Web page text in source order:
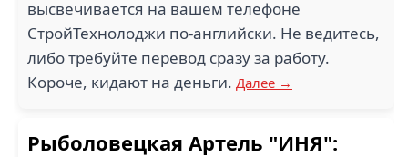
высвечивается на вашем телефоне
СтройТехнолоджи по-английски. Не ведитесь,
либо требуйте перевод сразу за работу.
Короче, кидают на деньги. Далее →
Рыболовецкая Артель "ИНЯ":